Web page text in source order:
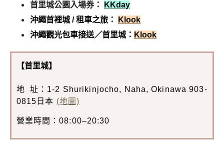
首里城公園入場券：
KKday
沖繩首裡城 / 租車之旅：
Klook
沖繩觀光包車接送／首里城： Klook
【首里城】
地 址：1-2 Shurikinjocho, Naha, Okinawa 903-
0815日本 (地圖)
營業時間：08:00–20:30